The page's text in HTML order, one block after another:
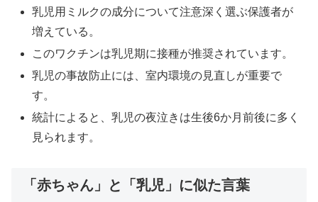
乳児用ミルクの成分について注意深く選ぶ保護者が
増えている。
このワクチンは乳児期に接種が推奨されています。
乳児の事故防止には、室内環境の見直しが重要で
す。
統計によると、乳児の夜泣きは生後6か月前後に多く
見られます。
「赤ちゃん」と「乳児」に似た言葉